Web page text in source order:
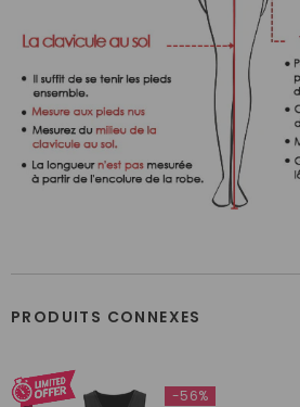
PRODUITS CONNEXES
-56%